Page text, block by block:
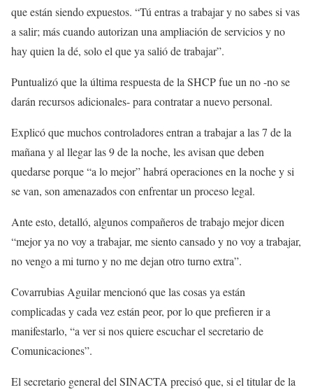
que están siendo expuestos. “Tú entras a trabajar y no sabes si vas
a salir; más cuando autorizan una ampliación de servicios y no
hay quien la dé, solo el que ya salió de trabajar”.
Puntualizó que la última respuesta de la SHCP fue un no -no se
darán recursos adicionales- para contratar a nuevo personal.
Explicó que muchos controladores entran a trabajar a las 7 de la
mañana y al llegar las 9 de la noche, les avisan que deben
quedarse porque “a lo mejor” habrá operaciones en la noche y si
se van, son amenazados con enfrentar un proceso legal.
Ante esto, detalló, algunos compañeros de trabajo mejor dicen
“mejor ya no voy a trabajar, me siento cansado y no voy a trabajar,
no vengo a mi turno y no me dejan otro turno extra”.
Covarrubias Aguilar mencionó que las cosas ya están
complicadas y cada vez están peor, por lo que prefieren ir a
manifestarlo, “a ver si nos quiere escuchar el secretario de
Comunicaciones”.
El secretario general del SINACTA precisó que, si el titular de la